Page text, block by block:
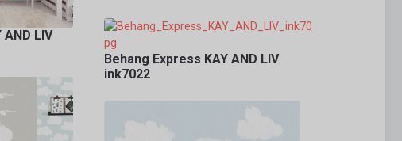
LIV
Behang Express KAY AND LIV
ink7022